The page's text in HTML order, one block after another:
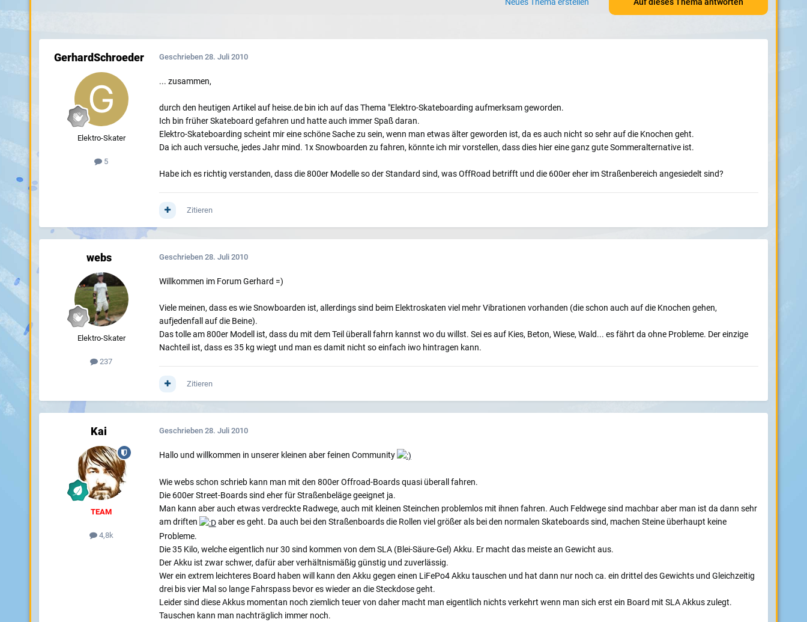
GerhardSchroeder
Elektro-Skater
5
Geschrieben 28. Juli 2010
... zusammen,
durch den heutigen Artikel auf heise.de bin ich auf das Thema "Elektro-Skateboarding aufmerksam geworden.
Ich bin früher Skateboard gefahren und hatte auch immer Spaß daran.
Elektro-Skateboarding scheint mir eine schöne Sache zu sein, wenn man etwas älter geworden ist, da es auch nicht so sehr auf die Knochen geht.
Da ich auch versuche, jedes Jahr mind. 1x Snowboarden zu fahren, könnte ich mir vorstellen, dass dies hier eine ganz gute Sommeralternative ist.
Habe ich es richtig verstanden, dass die 800er Modelle so der Standard sind, was OffRoad betrifft und die 600er eher im Straßenbereich angesiedelt sind?
Zitieren
webs
Elektro-Skater
237
Geschrieben 28. Juli 2010
Willkommen im Forum Gerhard =)
Viele meinen, dass es wie Snowboarden ist, allerdings sind beim Elektroskaten viel mehr Vibrationen vorhanden (die schon auch auf die Knochen gehen,
aufjedenfall auf die Beine).
Das tolle am 800er Modell ist, dass du mit dem Teil überall fahrn kannst wo du willst. Sei es auf Kies, Beton, Wiese, Wald... es fährt da ohne Probleme. Der einzige
Nachteil ist, dass es 35 kg wiegt und man es damit nicht so einfach iwo hintragen kann.
Zitieren
Kai
TEAM
4,8k
Geschrieben 28. Juli 2010
Hallo und willkommen in unserer kleinen aber feinen Community
Wie webs schon schrieb kann man mit den 800er Offroad-Boards quasi überall fahren.
Die 600er Street-Boards sind eher für Straßenbeläge geeignet ja.
Man kann aber auch etwas verdreckte Radwege, auch mit kleinen Steinchen problemlos mit ihnen fahren. Auch Feldwege sind machbar aber man ist da dann sehr
am driften
aber es geht. Da auch bei den Straßenboards die Rollen viel größer als bei den normalen Skateboards sind, machen Steine überhaupt keine
Probleme.
Die 35 Kilo, welche eigentlich nur 30 sind kommen von dem SLA (Blei-Säure-Gel) Akku. Er macht das meiste an Gewicht aus.
Der Akku ist zwar schwer, dafür aber verhältnismäßig günstig und zuverlässig.
Wer ein extrem leichteres Board haben will kann den Akku gegen einen LiFePo4 Akku tauschen und hat dann nur noch ca. ein drittel des Gewichts und Gleichzeitig
drei bis vier Mal so lange Fahrspass bevor es wieder an die Steckdose geht.
Leider sind diese Akkus momentan noch ziemlich teuer von daher macht man eigentlich nichts verkehrt wenn man sich erst ein Board mit SLA Akkus zulegt.
Tauschen kann man nachträglich immer noch.